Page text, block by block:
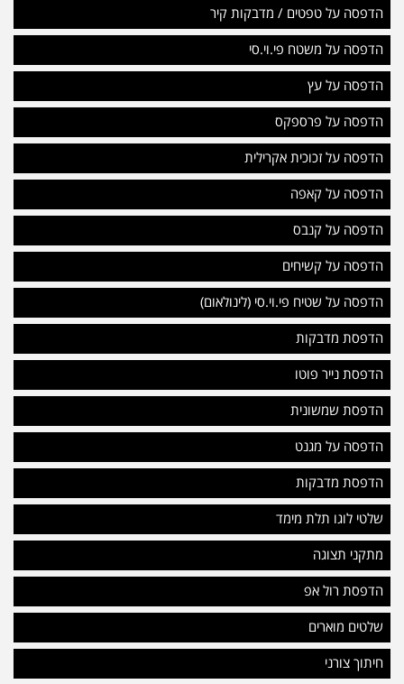
הדפסה על טפטים / מדבקות קיר
הדפסה על משטח פי.וי.סי
הדפסה על עץ
הדפסה על פרספקס
הדפסה על זכוכית אקרילית
הדפסה על קאפה
הדפסה על קנבס
הדפסה על קשיחים
הדפסה על שטיח פי.וי.סי (לינולאום)
הדפסת מדבקות
הדפסת נייר פוטו
הדפסת שמשונית
הדפסה על מגנט
הדפסת מדבקות
שלטי לוגו תלת מימד
מתקני תצוגה
הדפסת רול אפ
שלטים מוארים
חיתוך צורני